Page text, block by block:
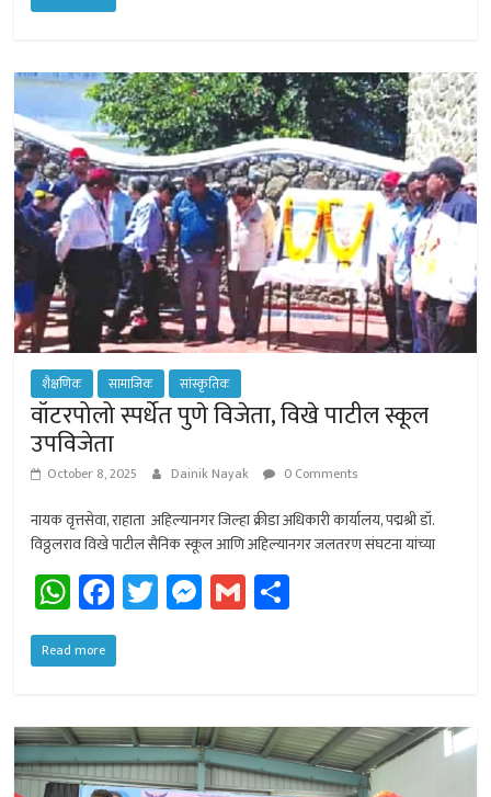
p
p
ok ge
r
शैक्षणिक सामाजिक सांस्कृतिक
वॉटरपोलो स्पर्धेत पुणे विजेता, विखे पाटील स्कूल
उपविजेता
October 8, 2025 Dainik Nayak 0 Comments
नायक वृत्तसेवा, राहाता अहिल्यानगर जिल्हा क्रीडा अधिकारी कार्यालय, पद्मश्री डॉ.
विठ्ठलराव विखे पाटील सैनिक स्कूल आणि अहिल्यानगर जलतरण संघटना यांच्या
W
h
at
p
p
Fa
ce
b
ok
T
wi
M
es
ge
r
G
m
Read more